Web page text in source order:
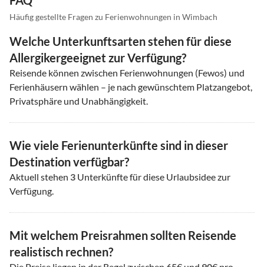
Häufig gestellte Fragen zu Ferienwohnungen in Wimbach
Welche Unterkunftsarten stehen für diese
Allergikergeeignet zur Verfügung?
Reisende können zwischen Ferienwohnungen (Fewos) und
Ferienhäusern wählen – je nach gewünschtem Platzangebot,
Privatsphäre und Unabhängigkeit.
Wie viele Ferienunterkünfte sind in dieser
Destination verfügbar?
Aktuell stehen 3 Unterkünfte für diese Urlaubsidee zur
Verfügung.
Mit welchem Preisrahmen sollten Reisende
realistisch rechnen?